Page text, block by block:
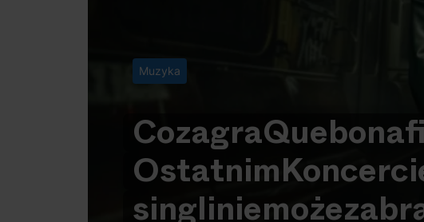
Muzyka
Cozagra
Ostatnim
singliniemoże